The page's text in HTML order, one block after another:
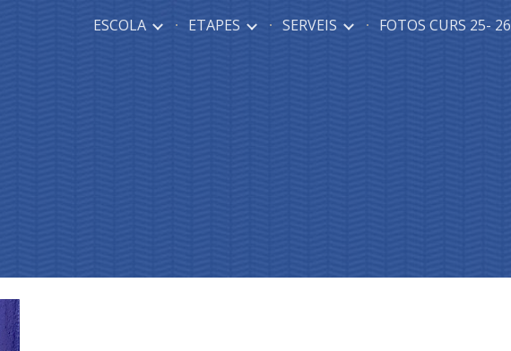
Skip to main content Skip to navigation
ESCOLA ETAPES SERVEIS FOTOS CURS 25- 26